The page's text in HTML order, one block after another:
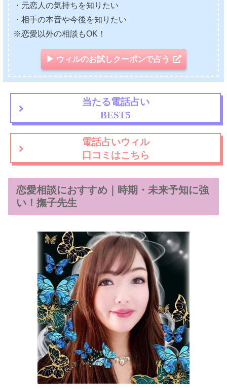
・元恋人の気持ちを知りたい
・相手の本音や今後を知りたい
※恋愛以外の相談もOK！
▶ ウィルのお試しクーポンで占う
当たる電話占い
BEST5
電話占いウィル
口コミはこちら
恋愛相談におすすめ｜時期・未来予知に強
い！撫子先生